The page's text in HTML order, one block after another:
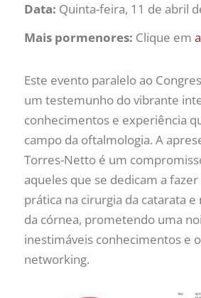
Data: Quinta-feira, 11 de abril
Mais pormenores: Clique em
Este evento paralelo ao
um testemunho do vibrante
conhecimentos e experiência
campo da oftalmologia. A
Torres-Netto é um
aqueles que se dedicam a fazer
prática na cirurgia da catarata
da córnea, prometendo uma
inestimáveis conhecimentos e
networking.